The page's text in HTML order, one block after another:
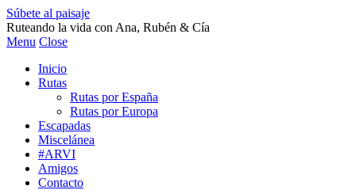
Súbete al paisaje
Ruteando la vida con Ana, Rubén & Cía
Menu Close
Inicio
Rutas
Rutas por España
Rutas por Europa
Escapadas
Miscelánea
#ARVI
Amigos
Contacto